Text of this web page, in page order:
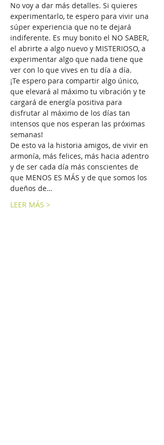
No voy a dar más detalles. Si quieres
experimentarlo, te espero para vivir una
súper experiencia que no te dejará
indiferente. Es muy bonito el NO SABER,
el abrirte a algo nuevo y MISTERIOSO, a
experimentar algo que nada tiene que
ver con lo que vives en tu día a día.
¡Te espero para compartir algo único,
que elevará al máximo tu vibración y te
cargará de energía positiva para
disfrutar al máximo de los días tan
intensos que nos esperan las próximas
semanas!
De esto va la historia amigos, de vivir en
armonía, más felices, más hacia adentro
y de ser cada día más conscientes de
que MENOS ES MÁS y de que somos los
dueños de…
LEER MÁS >